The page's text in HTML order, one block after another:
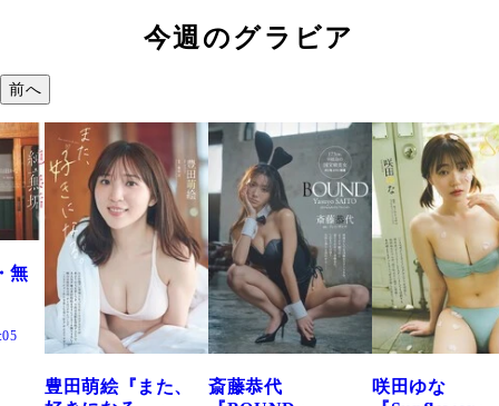
今週のグラビア
前へ
豊田萌絵『また、
斎藤恭代
咲田ゆな
無